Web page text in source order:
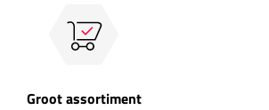
Groot assortiment